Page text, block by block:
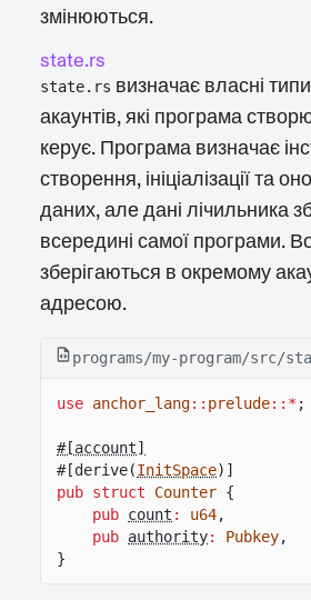
змінюються.
state.rs
state.rs визначає власні
акаунтів, які програма
керує. Програма визначає
створення, ініціалізації та
даних, але дані лічильника
всередині самої програми.
зберігаються в окремому
адресою.
programs/my-program/src/
use anchor_lang:: prelude::* ;
#[account]
#[derive(InitSpace)]
pub struct
Counter {
pub count : u64,
pub authority: Pubkey,
}